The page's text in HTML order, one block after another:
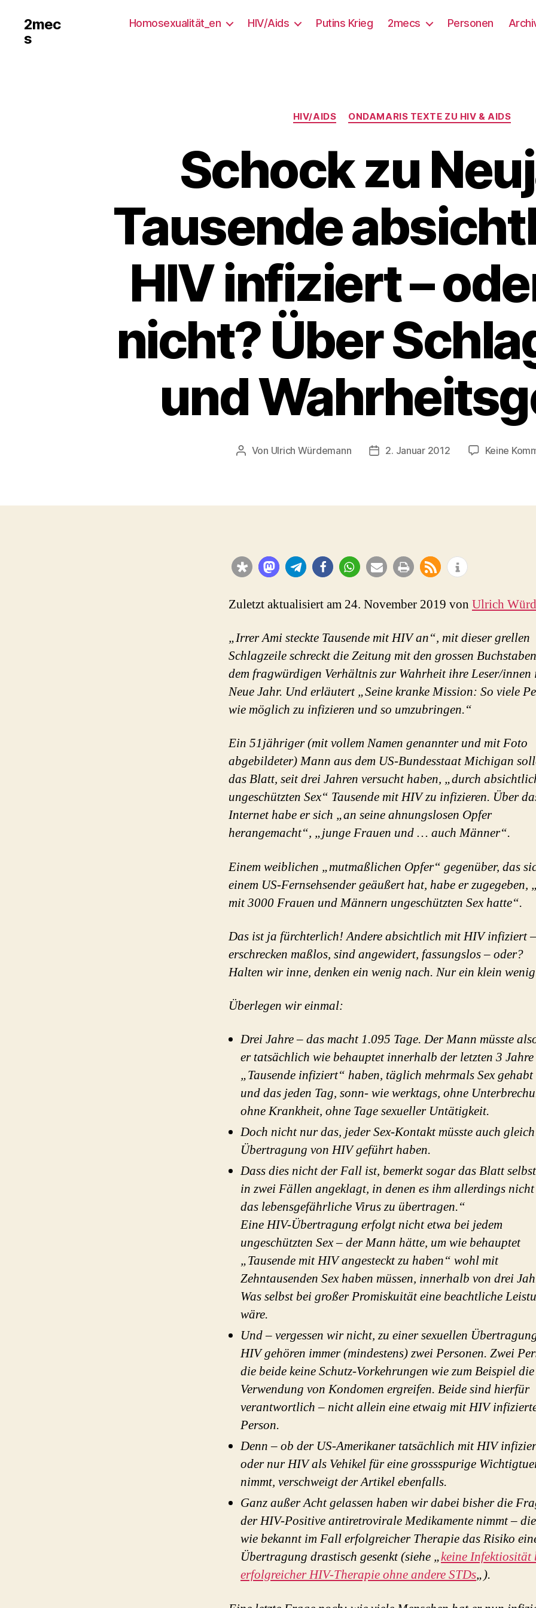
2mec
s
Homosexualität_en HIV/Aids Putins Krieg 2mecs Personen
Kategorien
HIV/AIDS ONDAMARIS TEXTE ZU HIV & AIDS
Schock zu
Tausende
HIV infiziert –
nicht? Über
und
Beitragsautor
Von Ulrich Würdemann Beitragsdatum
2. Januar 2012 Keine
Zuletzt aktualisiert am 24. November 2019 von Ulrich
„Irrer Ami steckte Tausende mit HIV an“, mit dieser grellen
Schlagzeile schreckt die Zeitung mit den grossen
dem fragwürdigen Verhältnis zur Wahrheit ihre Leser/innen
Neue Jahr. Und erläutert „Seine kranke Mission: So viele
wie möglich zu infizieren und so umzubringen.“
Ein 51jähriger (mit vollem Namen genannter und mit Foto
abgebildeter) Mann aus dem US-Bundesstaat Michigan
das Blatt, seit drei Jahren versucht haben, „durch
ungeschützten Sex“ Tausende mit HIV zu infizieren. Über
Internet habe er sich „an seine ahnungslosen Opfer
herangemacht“, „junge Frauen und … auch Männer“.
Einem weiblichen „mutmaßlichen Opfer“ gegenüber, das
einem US-Fernsehsender geäußert hat, habe er zugegeben,
mit 3000 Frauen und Männern ungeschützten Sex hatte“.
Das ist ja fürchterlich! Andere absichtlich mit HIV infiziert
erschrecken maßlos, sind angewidert, fassungslos – oder?
Halten wir inne, denken ein wenig nach. Nur ein klein
Überlegen wir einmal:
Drei Jahre – das macht 1.095 Tage. Der Mann müsste
er tatsächlich wie behauptet innerhalb der letzten 3 Jahre
„Tausende infiziert“ haben, täglich mehrmals Sex
und das jeden Tag, sonn- wie werktags, ohne
ohne Krankheit, ohne Tage sexueller Untätigkeit.
Doch nicht nur das, jeder Sex-Kontakt müsste auch
Übertragung von HIV geführt haben.
Dass dies nicht der Fall ist, bemerkt sogar das Blatt
in zwei Fällen angeklagt, in denen es ihm allerdings
das lebensgefährliche Virus zu übertragen.“
Eine HIV-Übertragung erfolgt nicht etwa bei jedem
ungeschützten Sex – der Mann hätte, um wie behauptet
„Tausende mit HIV angesteckt zu haben“ wohl mit
Zehntausenden Sex haben müssen, innerhalb von drei
Was selbst bei großer Promiskuität eine beachtliche
wäre.
Und – vergessen wir nicht, zu einer sexuellen
HIV gehören immer (mindestens) zwei Personen. Zwei
die beide keine Schutz-Vorkehrungen wie zum Beispiel die
Verwendung von Kondomen ergreifen. Beide sind hierfür
verantwortlich – nicht allein eine etwaig mit HIV
Person.
Denn – ob der US-Amerikaner tatsächlich mit HIV
oder nur HIV als Vehikel für eine grossspurige
nimmt, verschweigt der Artikel ebenfalls.
Ganz außer Acht gelassen haben wir dabei bisher die
der HIV-Positive antiretrovirale Medikamente nimmt –
wie bekannt im Fall erfolgreicher Therapie das Risiko
Übertragung drastisch gesenkt (siehe „keine Infektiosität
erfolgreicher HIV-Therapie ohne andere STDs„).